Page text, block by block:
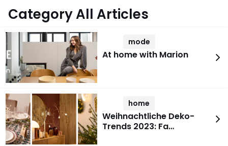
Category All Articles
mode
At home with Marion
home
Weihnachtliche Deko-
Trends 2023: Fa…